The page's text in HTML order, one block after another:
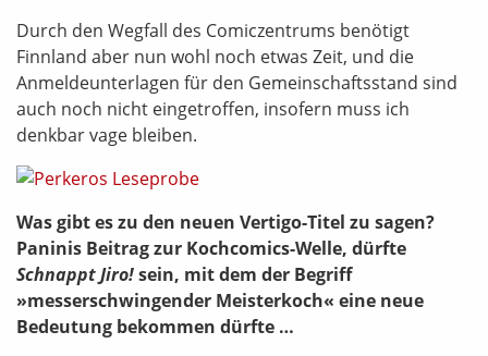
Durch den Wegfall des Comiczentrums benötigt
Finnland aber nun wohl noch etwas Zeit, und die
Anmeldeunterlagen für den Gemeinschaftsstand sind
auch noch nicht eingetroffen, insofern muss ich
denkbar vage bleiben.
Was gibt es zu den neuen Vertigo-Titel zu sagen?
Paninis Beitrag zur Kochcomics-Welle, dürfte
Schnappt Jiro!sein, mit dem der Begriff
»messerschwingender Meisterkoch« eine neue
Bedeutung bekommen dürfte …